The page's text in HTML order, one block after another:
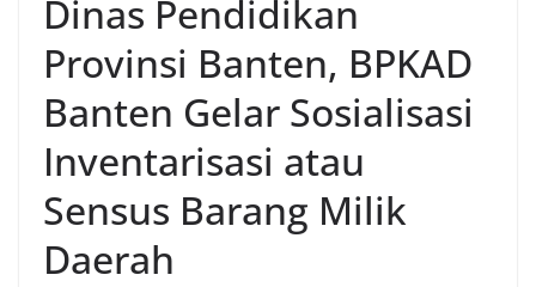
Dinas Pendidikan
Provinsi Banten, BPKAD
Banten Gelar Sosialisasi
Inventarisasi atau
Sensus Barang Milik
Daerah